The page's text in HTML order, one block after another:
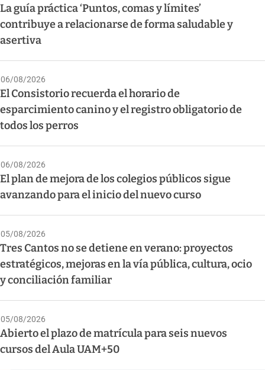
La guía práctica ‘Puntos, comas y límites’
contribuye a relacionarse de forma saludable y
asertiva
06/08/2026
El Consistorio recuerda el horario de
esparcimiento canino y el registro obligatorio de
todos los perros
06/08/2026
El plan de mejora de los colegios públicos sigue
avanzando para el inicio del nuevo curso
05/08/2026
Tres Cantos no se detiene en verano: proyectos
estratégicos, mejoras en la vía pública, cultura, ocio
y conciliación familiar
05/08/2026
Abierto el plazo de matrícula para seis nuevos
cursos del Aula UAM+50